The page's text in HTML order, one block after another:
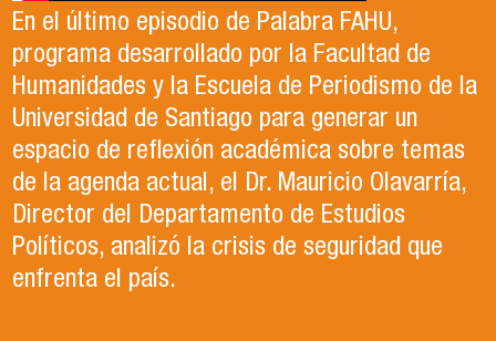
En el último episodio de Palabra FAHU,
programa desarrollado por la Facultad de
Humanidades y la Escuela de Periodismo de la
Universidad de Santiago para generar un
espacio de reflexión académica sobre temas
de la agenda actual, el Dr. Mauricio Olavarría,
Director del Departamento de Estudios
Políticos, analizó la crisis de seguridad que
enfrenta el país.
Internacionales de la Universidad de Santiago
en el año 2023. Actualmente, trabaja en lo que
ella describe como el trabajo de sus sueños
en la Organización de las Naciones Unidas para
la Alimentación y la Agricultura (FAO).
colaboración con la Asociación Chilena de
Ciencia Política (ACCP), fue el organizador del
exitoso Congreso que recientemente tuvo
lugar en la Universidad de Santiago. Durante el
evento, se llevaron a cabo paneles de
conversación, reflexión y debate sobre el
contexto político y académico nacional.
Puedes revisar los paneles en el apartado
"Congreso ACCP" de la página web.